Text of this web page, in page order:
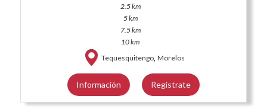
2.5 km
5 km
7.5 km
10 km
Tequesquitengo, Morelos
Información Regístrate